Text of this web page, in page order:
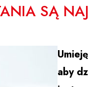
SĄ
aby